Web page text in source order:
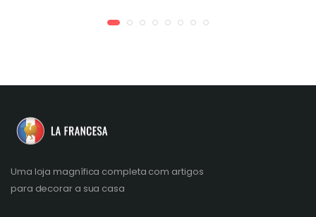
Uma loja magnífica completa com artigos
para decorar a sua casa